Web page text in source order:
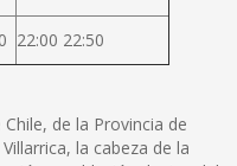
22:00 22:50
de la Provincia de
la cabeza de la